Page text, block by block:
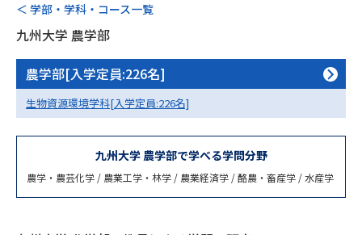
専門学校の資料請求
留学・進学関連、塾・予備校
大学入学共通テスト「受験案
内」の請求
大学入学共通テスト「受験上の
配慮案内」の請求
幼稚園教員資格認定試験 小学校教員資格認定試験
＜ 学部・学科・コース一覧
九州大学 農学部
農学部[入学定員:226名]
生物資源環境学科[入学定員:226名]
九州大学 農学部で学べる学問分野
農学・農芸化学 / 農業工学・林学 / 農業経済学 / 酪農・畜産学 / 水産学